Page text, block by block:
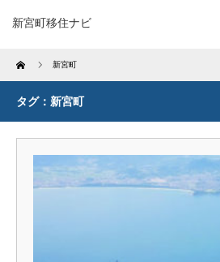
新宮町移住ナビ
Home 新宮町
タグ：新宮町